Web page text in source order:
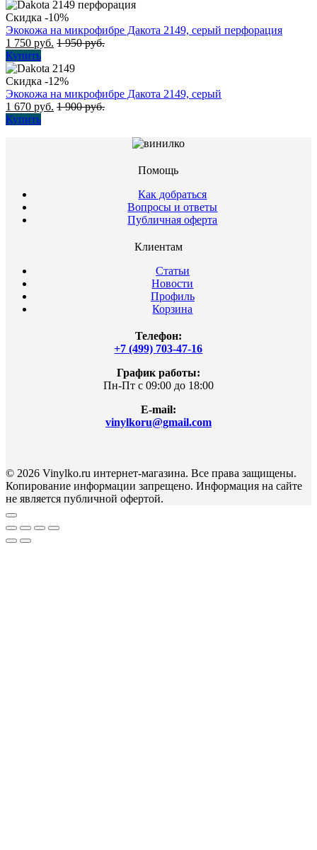
Скидка -10%
Экокожа на микрофибре Дакота 2149, серый перфорация
1 750 руб. 1 950руб.
Купить
Скидка -12%
Экокожа на микрофибре Дакота 2149, серый
1 670 руб. 1 900руб.
Купить
Помощь
Как добраться
Вопросы и ответы
Публичная оферта
Клиентам
Статьи
Новости
Профиль
Корзина
Телефон:
+7 (499) 703-47-16
График работы:
Пн-Пт с 09:00 до 18:00
E-mail:
vinylkoru@gmail.com
© 2026 Vinylko.ru интернет-магазина. Все права защищены.
Копирование информации запрещено. Информация на сайте
не является публичной офертой.